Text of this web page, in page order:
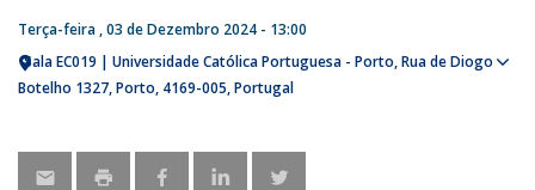
Terça-feira , 03 de Dezembro 2024 - 13:00
Sala EC019 | Universidade Católica Portuguesa - Porto Rua de Diogo
Botelho 1327 Porto 4169-005 Portugal